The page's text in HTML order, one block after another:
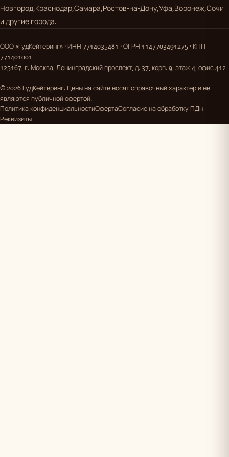
Новгород,Краснодар,Самара,Ростов-на-Дону,Уфа,Воронеж,Сочи
и другие города.
ООО «ГудКейтеринг» · ИНН 7714035481 · ОГРН 1147703491275 · КПП
771401001
125167, г. Москва, Ленинградский проспект, д. 37, корп. 9, этаж 4, офис 412
© 2026 ГудКейтеринг. Цены на сайте носят справочный характер и не
являются публичной офертой.
Политика конфиденциальностиОфертаСогласие на обработку ПДн
Реквизиты